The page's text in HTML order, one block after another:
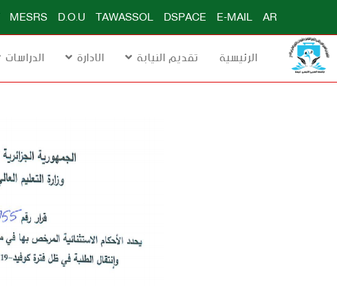
AR
E-MAIL
DSPACE
TAWASSOL
D.O.U
MESRS
الرئيسية
تقديم النيابة الادارة الدراسات